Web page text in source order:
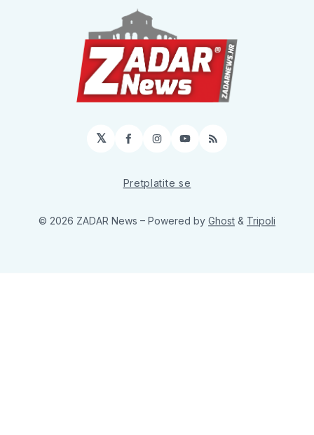
𝕏 Facebook
Instagram
YouTube
RSS
Pretplatite se
© 2026 ZADAR News – Powered by Ghost & Tripoli